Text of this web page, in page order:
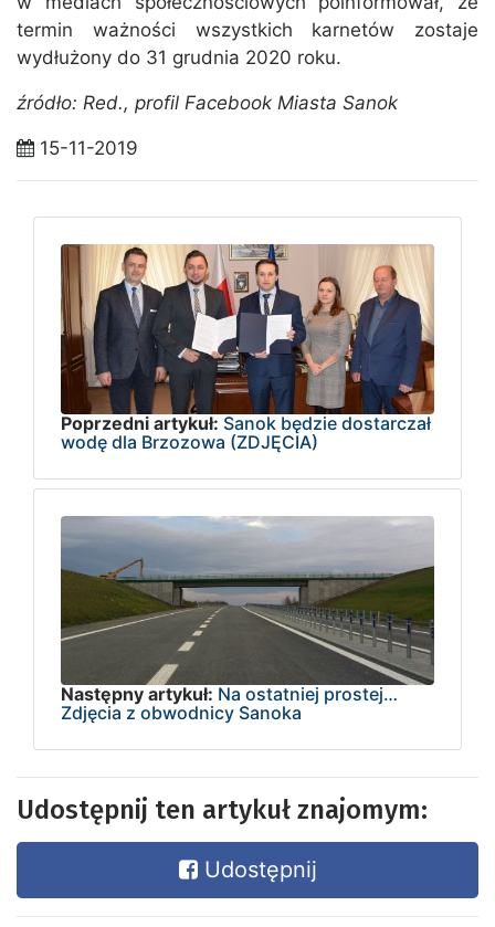
termin ważności wszystkich karnetów zostaje
wydłużony do 31 grudnia 2020 roku.
źródło: Red., profil Facebook Miasta Sanok
15-11-2019
Poprzedni artykuł: Sanok będzie dostarczał
wodę dla Brzozowa (ZDJĘCIA)
Następny artykuł: Na ostatniej prostej…
Zdjęcia z obwodnicy Sanoka
Udostępnij ten artykuł znajomym:
Udostępnij